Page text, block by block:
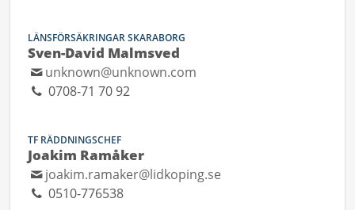
LÄNSFÖRSÄKRINGAR SKARABORG
Sven-David Malmsved
unknown@unknown.com
0708-71 70 92
TF RÄDDNINGSCHEF
Joakim Ramåker
joakim.ramaker@lidkoping.se
0510-776538